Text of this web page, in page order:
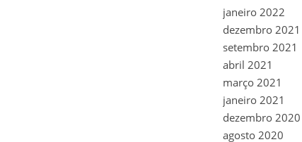
janeiro 2022
dezembro 2021
setembro 2021
abril 2021
março 2021
janeiro 2021
dezembro 2020
agosto 2020